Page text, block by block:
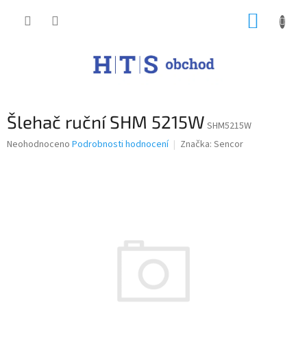
Šlehač ruční SHM 5215W SHM5215W
Průměrné
Neohodnoceno Podrobnosti hodnocení Značka: Sencor